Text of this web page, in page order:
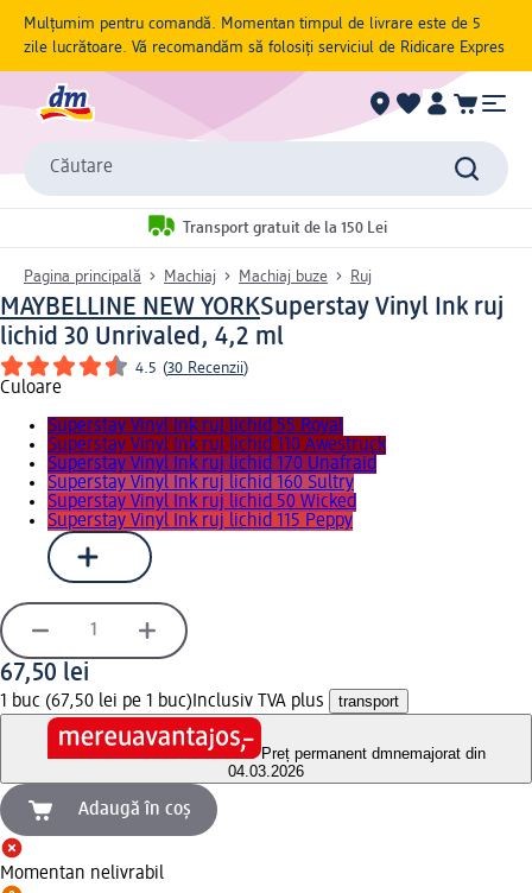
Mulțumim pentru comandă. Momentan timpul de livrare este de 5
zile lucrătoare. Vă recomandăm să folosiți serviciul de Ridicare Expres
Căutare
Transport gratuit de la 150 Lei
Pagina principală Machiaj Machiaj buze Ruj
MAYBELLINE NEW YORKSuperstay Vinyl Ink ruj
lichid 30 Unrivaled, 4,2 ml
4.5 (30 Recenzii)
Culoare
Superstay Vinyl Ink ruj lichid 55 Royal
Superstay Vinyl Ink ruj lichid 110 Awestruck
Superstay Vinyl Ink ruj lichid 170 Unafraid
Superstay Vinyl Ink ruj lichid 160 Sultry
Superstay Vinyl Ink ruj lichid 50 Wicked
Superstay Vinyl Ink ruj lichid 115 Peppy
67,50 lei
1 buc (67,50 lei pe 1 buc) Inclusiv TVA plus transport
Preț permanent dmnemajorat din
04.03.2026
Adaugă în coș
Momentan nelivrabil